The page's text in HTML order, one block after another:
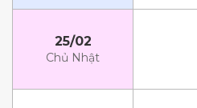
25/02
Chủ Nhật